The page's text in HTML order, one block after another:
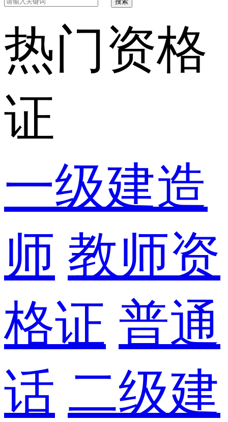
热门资格
证
一级建造
师 教师资
格证 普通
话 二级建